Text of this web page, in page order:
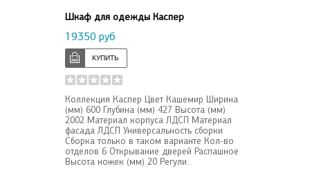
Шкаф для одежды Каспер
19350 руб
Коллекция Каспер Цвет Кашемир Ширина
(мм) 600 Глубина (мм) 427 Высота (мм)
2002 Материал корпуса ЛДСП Материал
фасада ЛДСП Универсальность сборки
Сборка только в таком варианте Кол-во
отделов 6 Открывание дверей Распашное
Высота ножек (мм) 20 Регули..